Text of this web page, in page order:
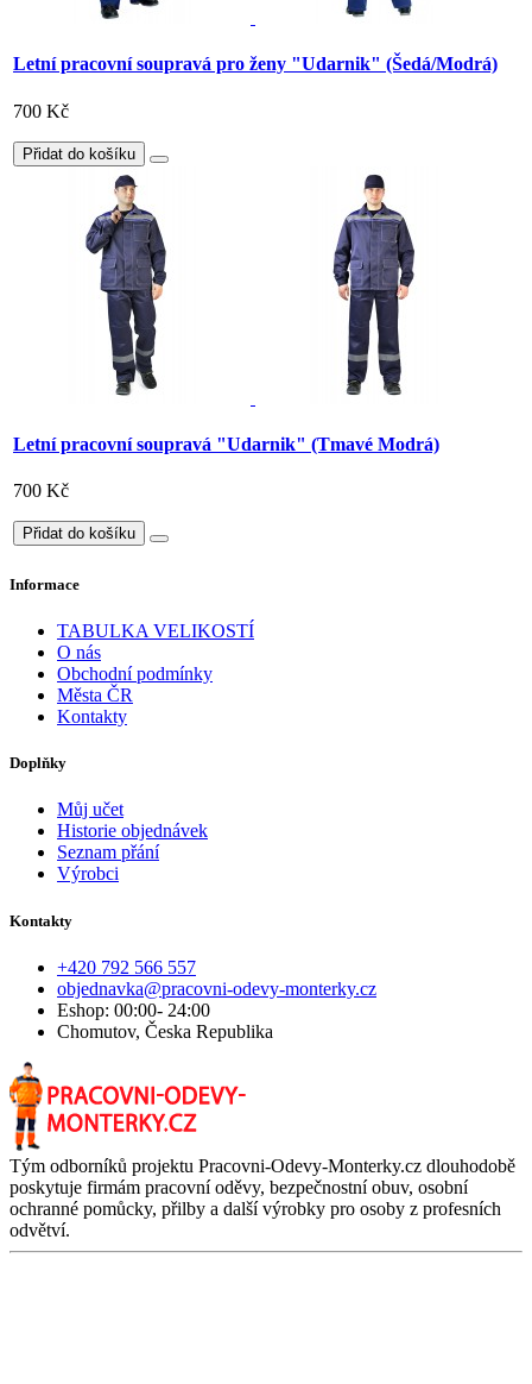
Letní pracovní soupravá pro ženy "Udarnik" (Šedá/Modrá)
700 Kč
Přidat do košíku
Letní pracovní soupravá "Udarnik" (Tmavé Modrá)
700 Kč
Přidat do košíku
Informace
TABULKA VELIKOSTÍ
O nás
Obchodní podmínky
Města ČR
Kontakty
Doplňky
Můj učet
Historie objednávek
Seznam přání
Výrobci
Kontakty
+420 792 566 557
objednavka@pracovni-odevy-monterky.cz
Eshop: 00:00- 24:00
Chomutov, Česka Republika
Tým odborníků projektu Pracovni-Odevy-Monterky.cz dlouhodobě
poskytuje firmám pracovní oděvy, bezpečnostní obuv, osobní
ochranné pomůcky, přilby a další výrobky pro osoby z profesních
odvětví.